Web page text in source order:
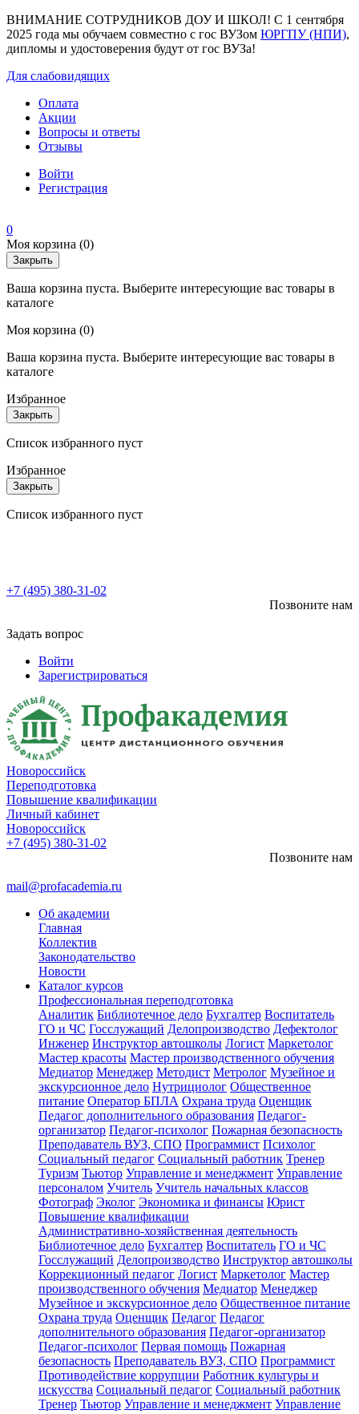
ВНИМАНИЕ СОТРУДНИКОВ ДОУ И ШКОЛ! С 1 сентября
2025 года мы обучаем совместно с гос ВУЗом ЮРГПУ (НПИ),
дипломы и удостоверения будут от гос ВУЗа!
Для слабовидящих
Оплата
Акции
Вопросы и ответы
Отзывы
Войти
Регистрация
0
Моя корзина (0)
Закрыть
Ваша корзина пуста. Выберите интересующие вас товары в
каталоге
Моя корзина (0)
Ваша корзина пуста. Выберите интересующие вас товары в
каталоге
Избранное
Закрыть
Список избранного пуст
Избранное
Закрыть
Список избранного пуст
+7 (495) 380-31-02
Позвоните нам
Задать вопрос
Войти
Зарегистрироваться
Новороссийск
Переподготовка
Повышение квалификации
Личный кабинет
Новороссийск
+7 (495) 380-31-02
Позвоните нам
mail@profacademia.ru
Об академии
Главная
Коллектив
Законодательство
Новости
Каталог курсов
Профессиональная переподготовка
Аналитик Библиотечное дело Бухгалтер Воспитатель
ГО и ЧС Госслужащий Делопроизводство Дефектолог
Инженер Инструктор автошколы Логист Маркетолог
Мастер красоты Мастер производственного обучения
Медиатор Менеджер Методист Метролог Музейное и
экскурсионное дело Нутрициолог Общественное
питание Оператор БПЛА Охрана труда Оценщик
Педагог дополнительного образования Педагог-
организатор Педагог-психолог Пожарная безопасность
Преподаватель ВУЗ, СПО Программист Психолог
Социальный педагог Социальный работник Тренер
Туризм Тьютор Управление и менеджмент Управление
персоналом Учитель Учитель начальных классов
Фотограф Эколог Экономика и финансы Юрист
Повышение квалификации
Административно-хозяйственная деятельность
Библиотечное дело Бухгалтер Воспитатель ГО и ЧС
Госслужащий Делопроизводство Инструктор автошколы
Коррекционный педагог Логист Маркетолог Мастер
производственного обучения Медиатор Менеджер
Музейное и экскурсионное дело Общественное питание
Охрана труда Оценщик Педагог Педагог
дополнительного образования Педагог-организатор
Педагог-психолог Первая помощь Пожарная
безопасность Преподаватель ВУЗ, СПО Программист
Противодействие коррупции Работник культуры и
искусства Социальный педагог Социальный работник
Тренер Тьютор Управление и менеджмент Управление